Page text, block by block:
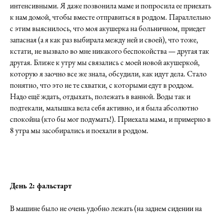
интенсивными. Я даже позвонила маме и попросила ее приехать
к нам домой, чтобы вместе отправиться в роддом. Параллельно
с этим выяснилось, что моя акушерка на больничном, приедет
запасная (а я как раз выбирала между ней и своей), что тоже,
кстати, не вызвало во мне никакого беспокойства — другая так
другая. Ближе к утру мы связались с моей новой акушеркой,
которую я заочно все же знала, обсудили, как идут дела. Стало
понятно, что это не те схватки, с которыми едут в роддом.
Надо ещё ждать, отдыхать, полежать в ванной. Воды так и
подтекали, малышка вела себя активно, и я была абсолютно
спокойна (кто бы мог подумать!). Приехала мама, и примерно в
8 утра мы засобирались и поехали в роддом.
День 2: фальстарт
В машине было не очень удобно лежать (на заднем сидении на